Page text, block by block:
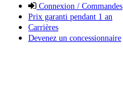
Connexion / Commandes
Prix garanti pendant 1 an
Carrières
Devenez un concessionnaire